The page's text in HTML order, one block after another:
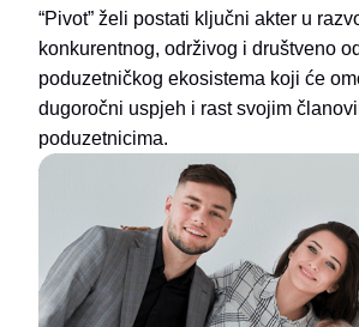
“Pivot” želi postati ključni akter u
konkurentnog, održivog i društveno
poduzetničkog ekosistema koji će
dugoročni uspjeh i rast svojim
poduzetnicima.